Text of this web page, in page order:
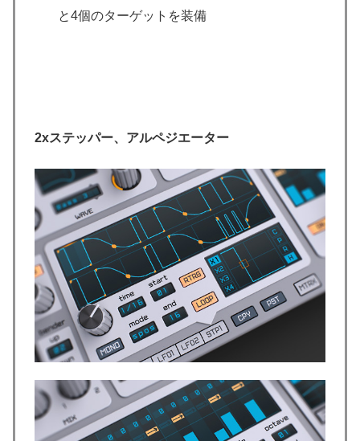
と4個のターゲットを装備
2xステッパー、アルペジエーター